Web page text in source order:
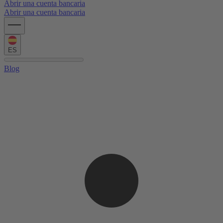
Abrir una cuenta bancaria
Abrir una cuenta bancaria
ES
Blog